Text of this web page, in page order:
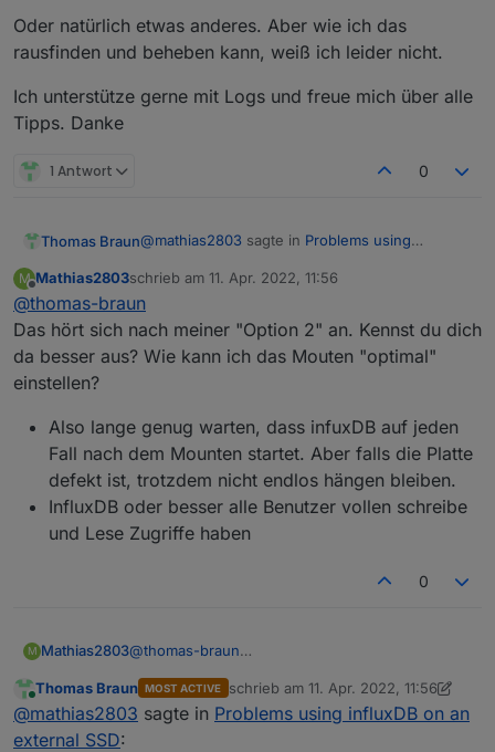
Oder natürlich etwas anderes. Aber wie ich das
rausfinden und beheben kann, weiß ich leider nicht.
Ich unterstütze gerne mit Logs und freue mich über alle
Tipps. Danke
1 Antwort 0
Thomas Braun@mathias2803 sagte in Problems using
Das sind zu wenig Optionen.
drauf schreiben soll.
M
Offline
Mathias2803schrieb am 11. Apr. 2022, 11:56
zuletzt editiert von
@thomas-braun
Das hört sich nach meiner "Option 2" an. Kennst du dich
da besser aus? Wie kann ich das Mouten "optimal"
einstellen?
Also lange genug warten, dass infuxDB auf jeden
Fall nach dem Mounten startet. Aber falls die Platte
defekt ist, trotzdem nicht endlos hängen bleiben.
InfluxDB oder besser alle Benutzer vollen schreibe
und Lese Zugriffe haben
0
M Mathias2803@thomas-braun
2022, 17:29 fand ich interessant.
Aber so wie er geschrieben war konnte ich ihn
Ich kann mir folgendes vorstellen:
1.) dass das System hochfährt, die Platte erst
Online
Thomas Braun MOST ACTIVE schrieb am 11. Apr. 2022, 11:56
zuletzt editiert von Thomas Braun
@mathias2803 sagte in Problems using influxDB on an
external SSD: